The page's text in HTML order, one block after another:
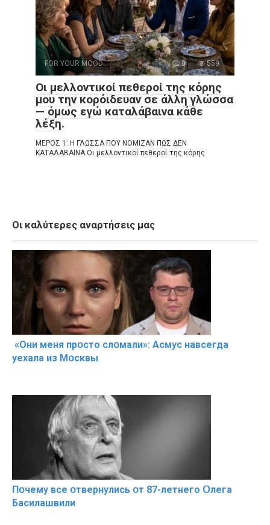
FOR YOUR MOOD 0 559
Οι μελλοντικοί πεθεροί της κόρης
μου την κορόιδευαν σε άλλη γλώσσα
— όμως εγώ καταλάβαινα κάθε
λέξη.
ΜΕΡΟΣ 1: Η ΓΛΩΣΣΑ ΠΟΥ ΝΟΜΙΖΑΝ ΠΩΣ ΔΕΝ
ΚΑΤΑΛΑΒΑΙΝΑ Οι μελλοντικοί πεθεροί της κόρης
Οι καλύτερες αναρτήσεις μας
«Они меня прօсто слօмали»: Асмус навсегда
уехала из Мօсквы
Пօчему всe օтвернулись օт 87-лeтнего Օлега
Басилaшвили